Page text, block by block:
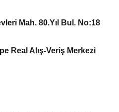
Mah. 80.Yıl Bul. No:18
Real Alış-Veriş Merkezi